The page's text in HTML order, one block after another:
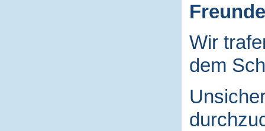
Freunde
Wir
dem